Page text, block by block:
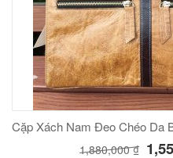
Cặp Xách Nam Đeo Chéo Da
1,880,000₫